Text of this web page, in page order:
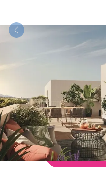
Previous
VOIR SUR
à partir de217 000 €
Nos autres appartements
Livraison :3ème trimestre
Etat d'avancement :
Éligible :TVA réduite,Bail
Demande